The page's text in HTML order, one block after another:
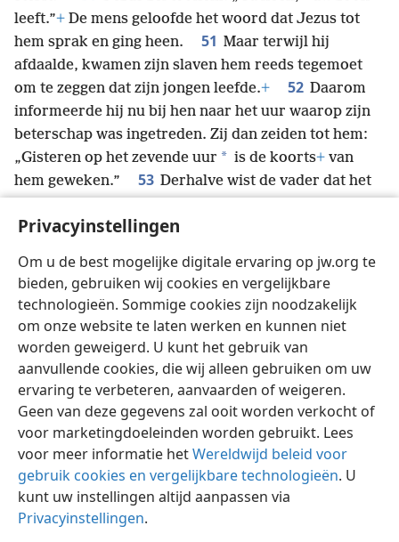
Privacyinstellingen
Om u de best mogelijke digitale ervaring op jw.org te
bieden, gebruiken wij cookies en vergelijkbare
technologieën. Sommige cookies zijn noodzakelijk
om onze website te laten werken en kunnen niet
worden geweigerd. U kunt het gebruik van
aanvullende cookies, die wij alleen gebruiken om uw
ervaring te verbeteren, aanvaarden of weigeren.
Geen van deze gegevens zal ooit worden verkocht of
voor marketingdoeleinden worden gebruikt. Lees
voor meer informatie hetWereldwijd beleid voor
gebruik cookies en vergelijkbare technologieën. U
kunt uw instellingen altijd aanpassen via
Privacyinstellingen.
leeft.”+ De mens geloofde het woord dat Jezus tot
hem sprak en ging heen.
51 Maar terwijl hij
afdaalde, kwamen zijn slaven hem reeds tegemoet
om te zeggen dat zijn jongen leefde.+ 52 Daarom
informeerde hij nu bij hen naar het uur waarop zijn
beterschap was ingetreden. Zij dan zeiden tot hem:
„Gisteren op het zevende uur * is de koorts+ van
hem geweken.”
53 Derhalve wist de vader dat het
gezegd: „Uw zoon leeft.” En hij en zijn gehele
teken
dat Jezus verrichtte, toen hij uit Jude̱a naar
Galile̱a was gekomen.
Nederlands Delen Instellingen
Copyright © 2026 Watch Tower Bible and Tract Society of Pennsylvania
Gebruiksvoorwaarden Privacybeleid
Privacyinstellingen
JW.ORG
Inloggen